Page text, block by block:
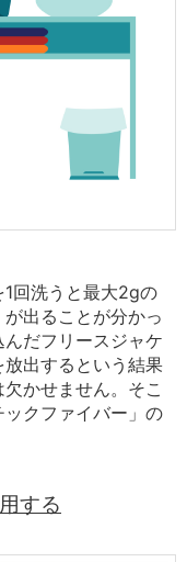
回洗うと最大2gの
が出ることが分かっ
だフリースジャケ
出するという結果
かせません。そこ
クファイバー」の
する